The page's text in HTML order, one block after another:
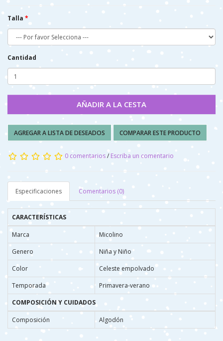
Talla
Cantidad
AÑADIR A LA CESTA
AGREGAR A LISTA DE DESEADOS COMPARAR ESTE PRODUCTO
0 comentarios/ Escriba un comentario
Especificaciones Comentarios (0)
CARACTERÍSTICAS
Marca
Micolino
Genero
Niña y Niño
Color
Celeste empolvado
Temporada
Primavera-verano
COMPOSICIÓN Y CUIDADOS
Composición Algodón